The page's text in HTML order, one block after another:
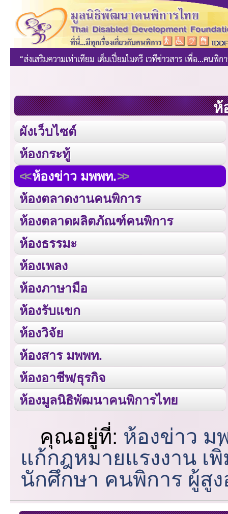
ห้
ผังเว็บไซต์
ห้องกระทู้
ห้องข่าว มพพท.
ห้องตลาดงานคนพิการ
ห้องตลาดผลิตภัณฑ์คนพิการ
ห้องธรรมะ
ห้องเพลง
ห้องภาษามือ
ห้องรับแขก
ห้องวิจัย
ห้องสาร มพพท.
ห้องอาชีพ/ธุรกิจ
ห้องมูลนิธิพัฒนาคนพิการไทย
คุณอยู่ที่: ห้องข่าว ม
แก้กฎหมายแรงงาน เ
นักศึกษา คนพิการ ผู้สูง